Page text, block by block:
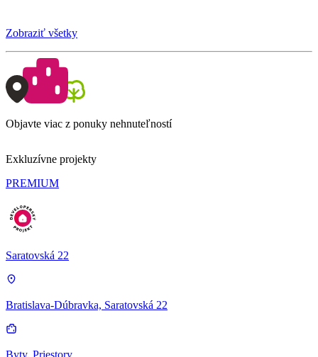
Zobraziť všetky
Objavte viac z ponuky nehnuteľností
Exkluzívne projekty
PREMIUM
Saratovská 22
Bratislava-Dúbravka, Saratovská 22
Byty, Priestory